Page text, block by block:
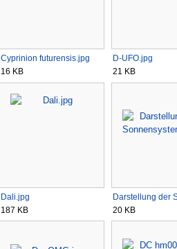
Cyprinion futurensis.jpg
16 KB
D-UFO.jpg
21 KB
Dali.jpg
187 KB
Darstellung der
20 KB